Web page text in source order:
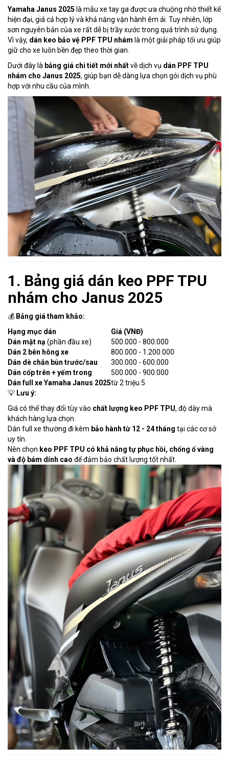
Yamaha Janus 2025 là mẫu xe tay ga được ưa chuộng nhờ thiết kế
hiện đại, giá cả hợp lý và khả năng vận hành êm ái. Tuy nhiên, lớp
sơn nguyên bản của xe rất dễ bị trầy xước trong quá trình sử dụng.
Vì vậy, dán keo bảo vệ PPF TPU nhám là một giải pháp tối ưu giúp
giữ cho xe luôn bền đẹp theo thời gian.
Dưới đây là bảng giá chi tiết mới nhấtvề dịch vụ dán PPF TPU
nhám cho Janus 2025, giúp bạn dễ dàng lựa chọn gói dịch vụ phù
hợp với nhu cầu của mình.
1. Bảng giá dán keo PPF TPU
nhám cho Janus 2025
💰 Bảng giá tham khảo:
Hạng mục dán
Giá (VNĐ)
Dán mặt nạ (phần đầu xe)
500.000 - 800.000
Dán 2 bên hông xe
800.000 - 1.200.000
Dán dè chắn bùn trước/sau
300.000 - 600.000
Dán cốp trên + yếm trong
500.000 - 900.000
Dán full xe Yamaha Janus 2025từ 2 triệu 5
💡 Lưu ý:
Giá có thể thay đổi tùy vào chất lượng keo PPF TPU, độ dày mà
khách hàng lựa chọn.
Dán full xe thường đi kèm bảo hành từ 12 - 24 tháng tại các cơ sở
uy tín.
Nên chọn keo PPF TPU có khả năng tự phục hồi, chống ố vàng
và độ bám dính cao để đảm bảo chất lượng tốt nhất.